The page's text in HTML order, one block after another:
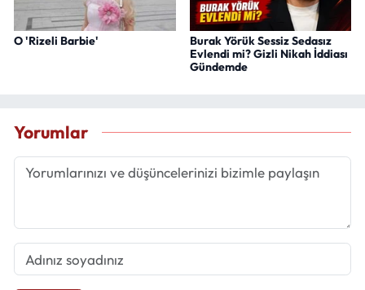
O 'Rizeli Barbie'
Burak Yörük Sessiz Sedasız
Evlendi mi? Gizli Nikah İddiası
Gündemde
Yorumlar